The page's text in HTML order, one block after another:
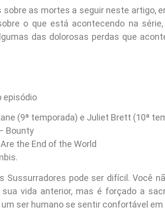
sobre as mortes a seguir neste artigo,
o que está acontecendo na
das dolorosas perdas que
(9ª temporada) e Juliet Brett (10ª
Bounty
the End of the World
Sussurradores pode ser difícil. Você
vida anterior, mas é forçado a
ser humano se sentir confortável em